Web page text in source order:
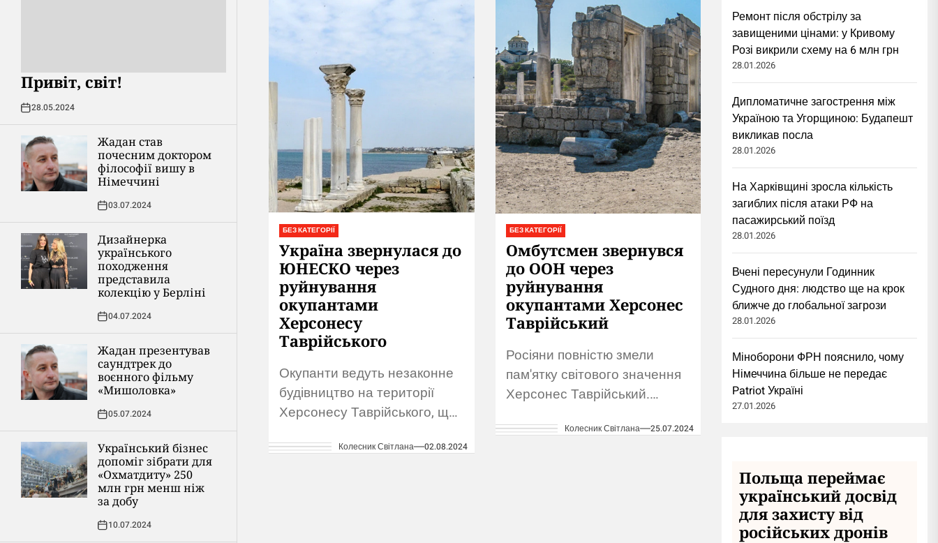
Привіт, світ!
28.05.2024
Жадан став
почесним доктором
філософії вишу в
Німеччині
03.07.2024
Дизайнерка
українського
походження
представила
колекцію у Берліні
04.07.2024
Жадан презентував
саундтрек до
воєнного фільму
«Мишоловка»
05.07.2024
Український бізнес
допоміг зібрати для
«Охматдиту» 250
млн грн менш ніж
за добу
10.07.2024
БЕЗ КАТЕГОРІЇ
Україна звернулася до
ЮНЕСКО через
руйнування
окупантами
Херсонесу
Таврійського
Окупанти ведуть незаконне
будівництво на території
Херсонесу Таврійського, що
звернутися за допомогою у
Колесник Світлана 02.08.2024
БЕЗ КАТЕГОРІЇ
Омбутсмен звернувся
до ООН через
руйнування
окупантами Херсонес
Таврійський
Росіяни повністю змели
пам'ятку світового значення
Херсонес Таврійський.
просять ООН відреагувати
Колесник Світлана 25.07.2024
Ремонт після обстрілу за
завищеними цінами: у Кривому
Розі викрили схему на 6 млн грн
28.01.2026
Дипломатичне загострення між
Україною та Угорщиною: Будапешт
викликав посла
28.01.2026
На Харківщині зросла кількість
загиблих після атаки РФ на
пасажирський поїзд
28.01.2026
Вчені пересунули Годинник
Судного дня: людство ще на крок
ближче до глобальної загрози
28.01.2026
Міноборони ФРН пояснило, чому
Німеччина більше не передає
Patriot Україні
27.01.2026
Польща переймає
український досвід
для захисту від
російських дронів